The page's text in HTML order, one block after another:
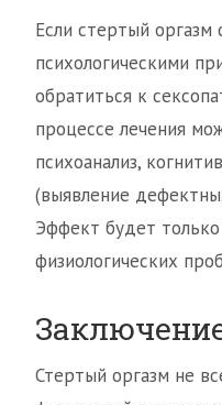
Если стертый оргазм
психологическими
обратиться к
процессе лечения
психоанализ,
(выявление
Эффект будет
физиологических
Стертый оргазм не